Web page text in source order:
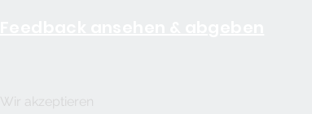
Wir akzeptieren